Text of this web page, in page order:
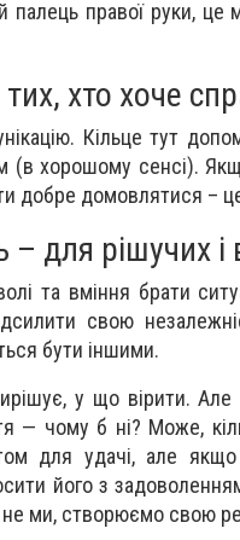
палець правої руки,
хто хоче
Кільце тут
(в хорошому сенсі).
добре домовлятися – це
для рішучих і
та вміння брати
свою
бути іншими.
у що вірити.
— чому б ні? Може,
для удачі, але
його з
не ми, створюємо свою